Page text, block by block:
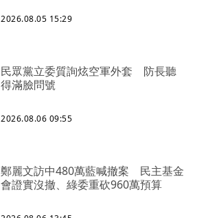
2026.08.05 15:29
民眾黨立委質詢炫空軍外套 防長聽
得滿臉問號
2026.08.06 09:55
鄭麗文訪中480萬藍喊撤案 民主基金
會證實沒撤、綠委重砍960萬預算